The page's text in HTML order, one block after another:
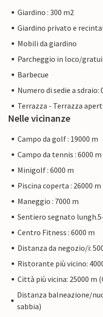
Giardino : 300 m2
Giardino privato e
Mobili da giardino
Parcheggio in loco/
Barbecue
Numero di sedie a sdraio:
Terrazza - Terrazza
Nelle vicinanze
Campo da golf : 19000 m
Campo da tennis : 6000 m
Minigolf : 6000 m
Piscina coperta : 26000 m
Maneggio : 7000 m
Sentiero segnato
Centro Fitness : 6000 m
Distanza da negozio/i:
Ristorante più vicino:
Città più vicina: 25000 m
Distanza balneazione/
sabbia)